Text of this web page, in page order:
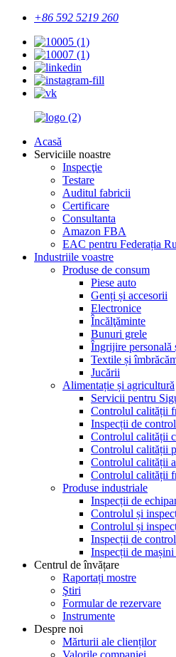
+86 592 5219 260
Acasă
Serviciile noastre
Inspecţie
Testare
Auditul fabricii
Certificare
Consultanta
Amazon FBA
EAC pentru Federația
Industriile voastre
Produse de consum
Piese auto
Genți și accesorii
Electronice
Încălţăminte
Bunuri grele
Îngrijire personală
Textile și
Jucării
Alimentație și agricultură
Servicii pentru
Controlul calității
Inspecții de
Controlul calității
Controlul calității
Controlul calității
Controlul calității
Produse industriale
Inspecții de
Controlul și
Controlul și
Inspecții de
Inspecții de
Centrul de învățare
Raportați mostre
Ştiri
Formular de rezervare
Instrumente
Despre noi
Mărturii ale clienților
Valorile companiei